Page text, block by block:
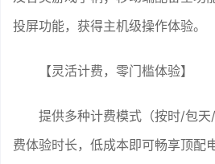
投屏功能，获得主机级操作体验。
【灵活计费，零门槛体验】
提供多种计费模式（按时/包
费体验时长，低成本即可畅享顶配